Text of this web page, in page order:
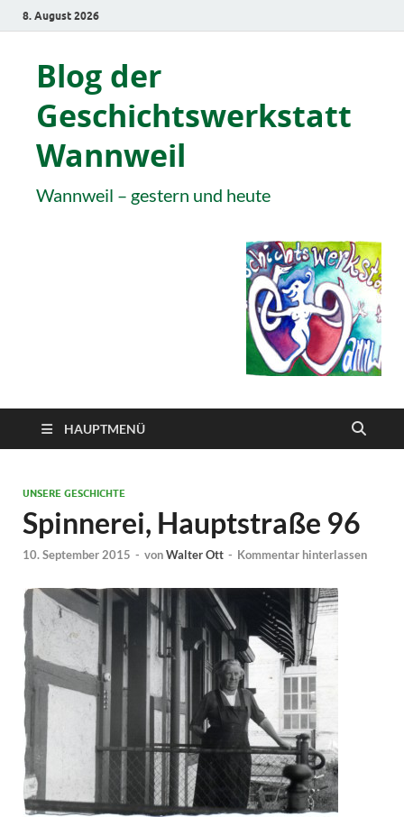
8. August 2026
Blog der
Geschichtswerkstatt
Wannweil
Wannweil – gestern und heute
HAUPTMENÜ
UNSERE GESCHICHTE
Spinnerei, Hauptstraße 96
10. September 2015 - vonWalter Ott - Kommentar hinterlassen